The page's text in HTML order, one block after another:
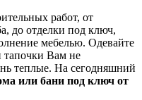
работ, от
до отделки под ключ,
мебелью. Одевайте
тапочки Вам не
теплые. На сегодняшний
или бани под ключ от